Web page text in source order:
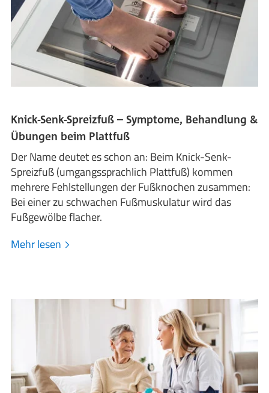
Knick-Senk-Spreizfuß – Symptome, Behandlung &
Übungen beim Plattfuß
Der Name deutet es schon an: Beim Knick-Senk-
Spreizfuß (umgangssprachlich Plattfuß) kommen
mehrere Fehlstellungen der Fußknochen zusammen:
Bei einer zu schwachen Fußmuskulatur wird das
Fußgewölbe flacher.
Mehr lesen